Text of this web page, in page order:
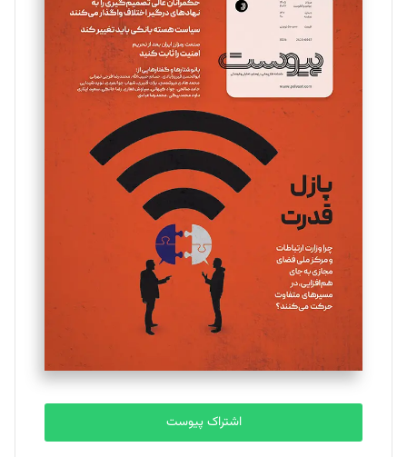
سروش کرمیان
تحریریه
مینا پاکدل
یسنا امان‌پور
تحریریه
ملینا جعفری
تحریریه
مصطفی مسجدی آرانی
تحریریه
بابک نقاش
اشتراک پیوست